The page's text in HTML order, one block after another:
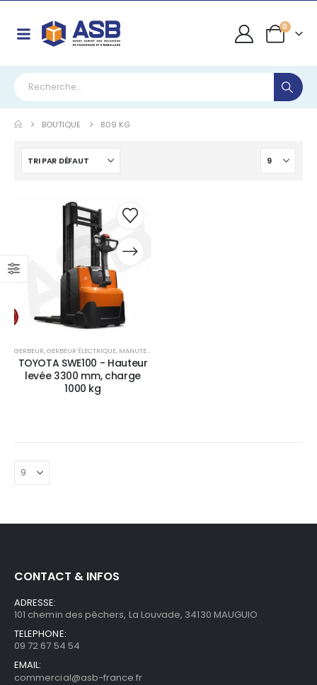
0
BOUTIQUE 809 KG
GERBEUR,GERBEUR ÉLECTRIQUE, MANUTENTION
TOYOTA SWE100 - Hauteur
levée 3300 mm, charge
1000 kg
CONTACT & INFOS
ADRESSE:
101 chemin des pêchers, La Louvade, 34130 MAUGUIO
TELEPHONE:
09 72 67 54 54
EMAIL:
commercial@asb-france.fr